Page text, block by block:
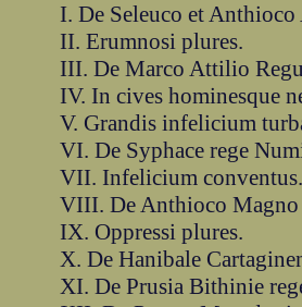
I. De Seleuco et
II. Erumnosi plures.
III. De Marco Attilio
IV. In cives hominesque
V. Grandis infelicium
VI. De Syphace rege
VII. Infelicium conventus.
VIII. De Anthioco Magno
IX. Oppressi plures.
X. De Hanibale
XI. De Prusia Bithinie